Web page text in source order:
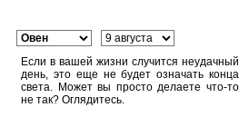
Если в вашей жизни случится неудачный
день, это еще не будет означать конца
света. Может вы просто делаете что-то
не так? Оглядитесь.